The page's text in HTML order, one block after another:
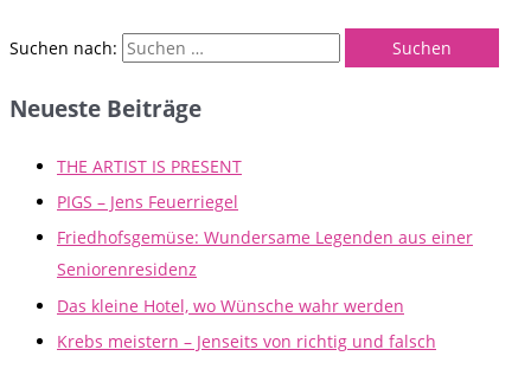
Suchen nach:
Neueste Beiträge
THE ARTIST IS PRESENT
PIGS – Jens Feuerriegel
Friedhofsgemüse: Wundersame Legenden aus einer
Seniorenresidenz
Das kleine Hotel, wo Wünsche wahr werden
Krebs meistern – Jenseits von richtig und falsch